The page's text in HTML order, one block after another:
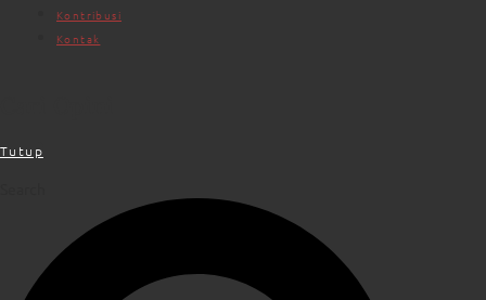
Kontribusi
Kontak
Tutup